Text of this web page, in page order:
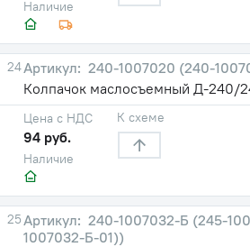
Наличие
24
240-1007020 (240-
Колпачок маслосъемный Д-
Наличие
Цена с НДС
94 руб.
К схеме
25
240-1007032-Б (245-
1007032-Б-01))